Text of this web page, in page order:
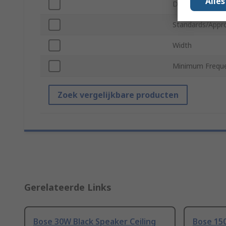
Depth
Standards/
Width
Minimum
Zoek vergelijkbare producten
Gerelateerde Links
Bose 30W Black Speaker Ceiling
Bose